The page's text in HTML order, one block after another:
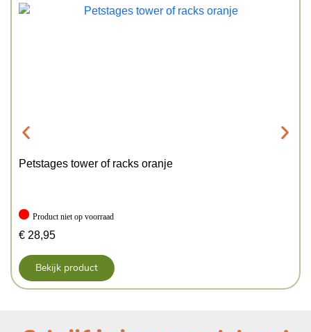
Petstages tower of racks oranje
Product niet op voorraad
€ 28,95
Bekijk product